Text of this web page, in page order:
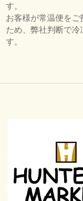
す。
お客様が常温便を
ため、弊社判断で
す。